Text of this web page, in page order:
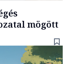
mögött